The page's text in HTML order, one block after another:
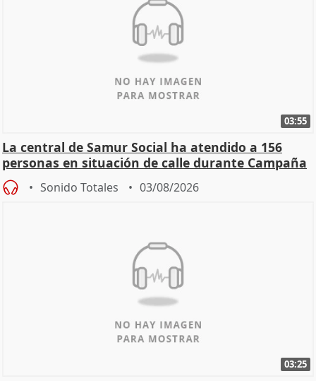
03:55
La central de Samur Social ha atendido a 156
personas en situación de calle durante Campaña
de Calor
Sonido Totales 03/08/2026
03:25